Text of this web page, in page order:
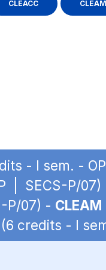
CLEACC CLEAM
- I sem. -
| SECS-P/07)
P/07) - CLEAM
(6 credits - I